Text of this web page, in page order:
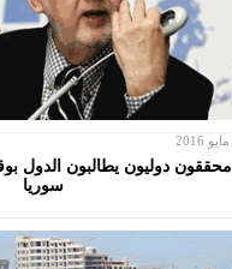
محققون دوليون يطالبون الدول
سوريا